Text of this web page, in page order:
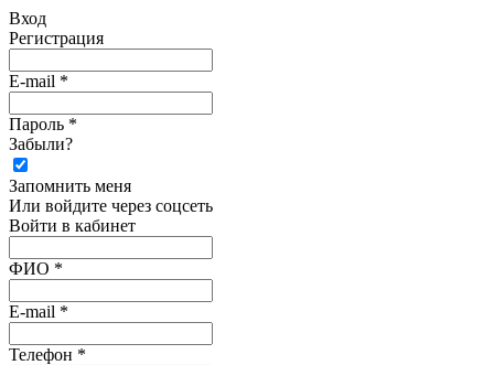
Вход
Регистрация
E-mail *
Пароль *
Забыли?
Запомнить меня
Или войдите через соцсеть
Войти в кабинет
ФИО *
E-mail *
Телефон *